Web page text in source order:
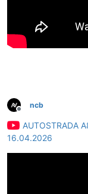
Deconectat
ncb
AUTOSTRADA
16.04.2026